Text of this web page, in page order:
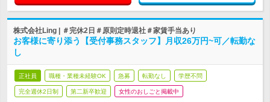
株式会社Ling | ＃完休2日＃原則定時退社＃家賃手当あり
お客様に寄り添う【受付事務スタッフ】月収26万円~可／転勤な
し
正社員 職種・業種未経験OK 急募 転勤なし 学歴不問
完全週休2日制 第二新卒歓迎 女性のおしごと掲載中